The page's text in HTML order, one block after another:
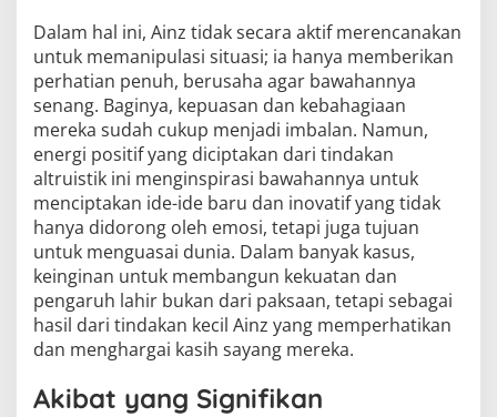
Dalam hal ini, Ainz tidak secara aktif merencanakan
untuk memanipulasi situasi; ia hanya memberikan
perhatian penuh, berusaha agar bawahannya
senang. Baginya, kepuasan dan kebahagiaan
mereka sudah cukup menjadi imbalan. Namun,
energi positif yang diciptakan dari tindakan
altruistik ini menginspirasi bawahannya untuk
menciptakan ide-ide baru dan inovatif yang tidak
hanya didorong oleh emosi, tetapi juga tujuan
untuk menguasai dunia. Dalam banyak kasus,
keinginan untuk membangun kekuatan dan
pengaruh lahir bukan dari paksaan, tetapi sebagai
hasil dari tindakan kecil Ainz yang memperhatikan
dan menghargai kasih sayang mereka.
Akibat yang Signifikan